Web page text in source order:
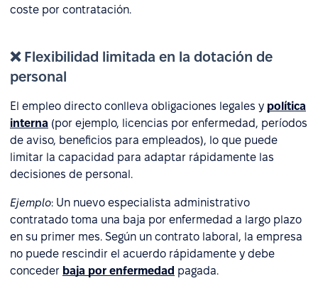
coste por contratación.
❌ Flexibilidad limitada en la dotación de
personal
El empleo directo conlleva obligaciones legales y política
interna (por ejemplo, licencias por enfermedad, períodos
de aviso, beneficios para empleados), lo que puede
limitar la capacidad para adaptar rápidamente las
decisiones de personal.
Ejemplo: Un nuevo especialista administrativo
contratado toma una baja por enfermedad a largo plazo
en su primer mes. Según un contrato laboral, la empresa
no puede rescindir el acuerdo rápidamente y debe
conceder baja por enfermedad pagada.